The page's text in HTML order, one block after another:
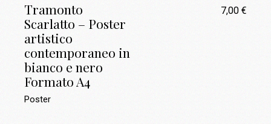
Tramonto
Scarlatto – Poster
artistico
contemporaneo in
bianco e nero
Formato A4
7,00 €
Poster